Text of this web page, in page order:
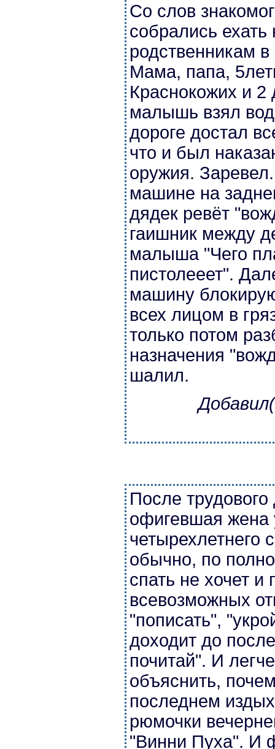
Со слов
собрались ехать
родственникам
Мама, папа,
Краснокожих и 2
малышь взял
дороге достал
что и был
оружия.
машине на
дядек ревёт
гаишник между
малыша "Чего
пистолееет".
машину
всех лицом в
только потом
назначения
шалил.
После
офигевшая жена
четырехлетнего
обычно, по
спать не хочет и
всевозможных
"пописать",
доходит до
почитай". И
объяснить,
последнем
рюмочки
"Винни Пуха". И